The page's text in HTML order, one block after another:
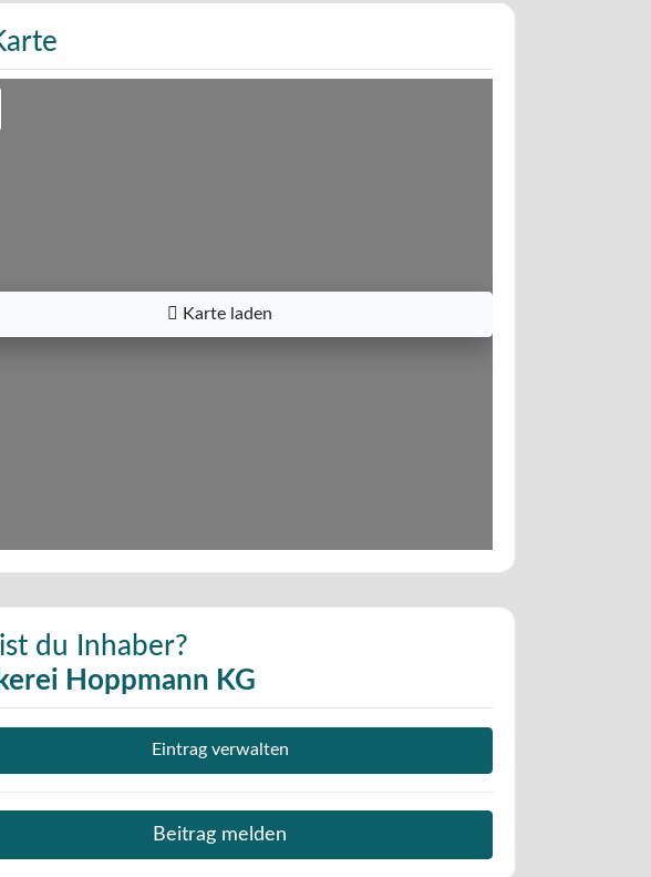
Karte laden
du Inhaber?
Hoppmann KG
Eintrag verwalten
Beitrag melden